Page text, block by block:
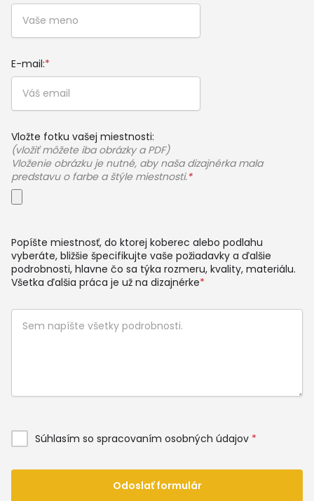
E-mail:*
Vložte fotku vašej miestnosti:
(vložiť môžete iba obrázky a PDF)
Vloženie obrázku je nutné, aby naša dizajnérka mala
predstavu o farbe a štýle miestnosti.*
Popíšte miestnosť, do ktorej koberec alebo podlahu
vyberáte, bližšie špecifikujte vaše požiadavky a ďalšie
podrobnosti, hlavne čo sa týka rozmeru, kvality, materiálu.
Všetka ďalšia práca je už na dizajnérke*
Súhlasím so spracovaním osobných údajov *
Odoslať formulár